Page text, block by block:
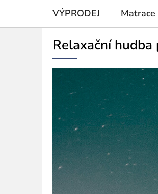
VÝPRODEJ Matrace
Relaxační